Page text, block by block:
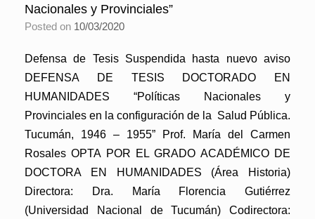
Nacionales y Provinciales”
Posted on 10/03/2020
Defensa de Tesis Suspendida hasta nuevo aviso
DEFENSA DE TESIS DOCTORADO EN
HUMANIDADES “Políticas Nacionales y
Provinciales en la configuración de la Salud Pública.
Tucumán, 1946 – 1955” Prof. María del Carmen
Rosales OPTA POR EL GRADO ACADÉMICO DE
DOCTORA EN HUMANIDADES (Área Historia)
Directora: Dra. María Florencia Gutiérrez
(Universidad Nacional de Tucumán) Codirectora: